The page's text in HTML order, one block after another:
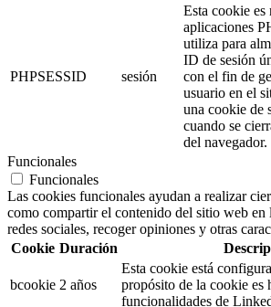
PHPSESSID sesión
Esta cookie es
aplicaciones
utiliza para
ID de sesión
con el fin de
usuario en el
una cookie de
cuando se
del navegador.
Funcionales
Funcionales
Las cookies funcionales ayudan a realizar
como compartir el contenido del sitio web en
redes sociales, recoger opiniones y otras
Cookie Duración
bcookie 2 años
Esta cookie está
propósito de la cookie es
funcionalidades de